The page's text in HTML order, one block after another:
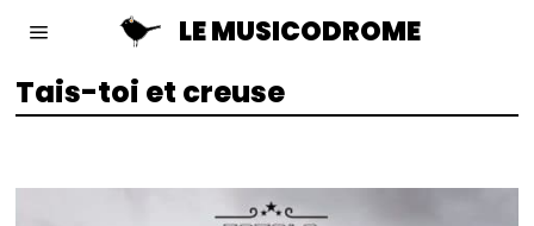
LE MUSICODROME
Tais-toi et creuse